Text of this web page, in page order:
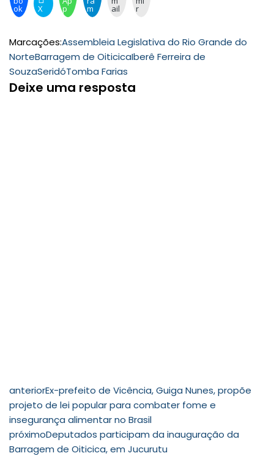
ok X p m ail r
Marcações:Assembleia Legislativa do Rio Grande do
NorteBarragem de OiticicaIberê Ferreira de
SouzaSeridóTomba Farias
Deixe uma resposta
anteriorEx-prefeito de Vicência, Guiga Nunes, propõe
projeto de lei popular para combater fome e
insegurança alimentar no Brasil
próximoDeputados participam da inauguração da
Barragem de Oiticica, em Jucurutu